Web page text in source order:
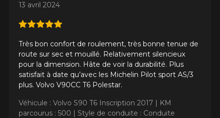
13 avril 2024
Très bon confort de roulement, très bonne tenue de
route sur sec et mouillé. Relativement silencieux
pour la dimension. Hâte de voir la durabilité. Plus
satisfait à date qu’avec les Michelin Pilot sport AS/3
plus. Volvo V90CC T6 Polestar.
Véhicule : Volvo S90 T6 Inscription 2017 | KM
parcourus : 500 | Style de conduite : Conduite